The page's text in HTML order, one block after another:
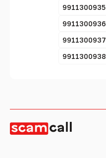
9911300935
9911300936
9911300937
9911300938